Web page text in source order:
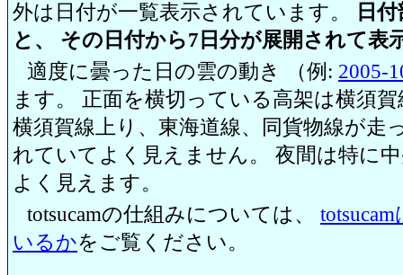
外は日付が一覧表示されています。
日
と、 その日付から7日分が展開されて表
適度に曇った日の雲の動き （例: 2005-
ます。 正面を横切っている高架は横須
横須賀線上り、東海道線、同貨物線が走
れていてよく見えません。 夜間は特に
よく見えます。
totsucamの仕組みについては、
いるかをご覧ください。